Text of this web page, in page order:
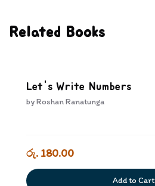
Related Books
Let's Write Numbers
byRoshan Ranatunga
රු. 180.00
Add to Cart